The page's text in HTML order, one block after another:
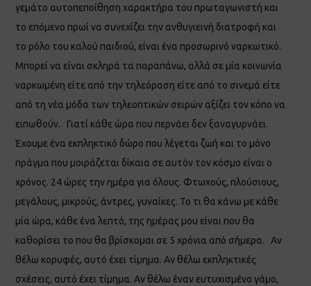
γεμάτο αυτοπεποίθηση χαρακτήρα του πρωταγωνιστή και
το επόμενο πρωί να συνεχίζει την ανθυγιεινή διατροφή και
το ρόλο του καλού παιδιού, είναι ένα προσωρινό ναρκωτικό.
Μπορεί να είναι σκληρά τα παραπάνω, αλλά σε μία κοινωνία
ναρκωμένη είτε από την τηλεόραση είτε από το σινεμά είτε
από τη νέα μόδα των τηλεοπτικών σειρών αξίζει τον κόπο να
ειπωθούν. Γιατί κάθε ώρα που περνάει δεν ξαναγυρνάει.
Έχουμε ένα εκπληκτικό δώρο που λέγεται ζωή και το μόνο
πράγμα που μοιράζεται δίκαια σε αυτόν τον κόσμο είναι ο
χρόνος. 24 ώρες την ημέρα για όλους. Φτωχούς, πλούσιους,
μεγάλους, μικρούς, άντρες, γυναίκες. Το τι θα κάνω με κάθε
μία ώρα, κάθε ένα λεπτό, της ημέρας μου είναι που θα
καθορίσει το που θα βρίσκομαι σε 5 χρόνια από σήμερα. Αν
θέλω κορυφές, αυτό έχει τίμημα. Αν θέλω εκπληκτικές
σχέσεις, αυτό έχει τίμημα. Αν θέλω έναν ευτυχισμένο γάμο,